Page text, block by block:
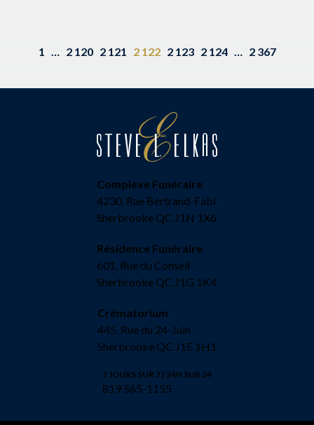
1 … 2 120 2 121 2 122 2 123 2 124 … 2 367
Complexe Funéraire
4230, Rue Bertrand-Fabi
Sherbrooke QC J1N 1X6
Résidence Funéraire
601, Rue du Conseil
Sherbrooke QC J1G 1K4
Crématorium
445, Rue du 24-Juin
Sherbrooke QC J1E 1H1
7 JOURS SUR 7 | 24H SUR 24
819 565-1155